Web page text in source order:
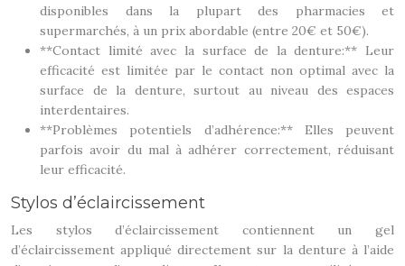
disponibles dans la plupart des pharmacies et
supermarchés, à un prix abordable (entre 20€ et 50€).
**Contact limité avec la surface de la denture:** Leur
efficacité est limitée par le contact non optimal avec la
surface de la denture, surtout au niveau des espaces
interdentaires.
**Problèmes potentiels d’adhérence:** Elles peuvent
parfois avoir du mal à adhérer correctement, réduisant
leur efficacité.
Stylos d’éclaircissement
Les stylos d’éclaircissement contiennent un gel
d’éclaircissement appliqué directement sur la denture à l’aide